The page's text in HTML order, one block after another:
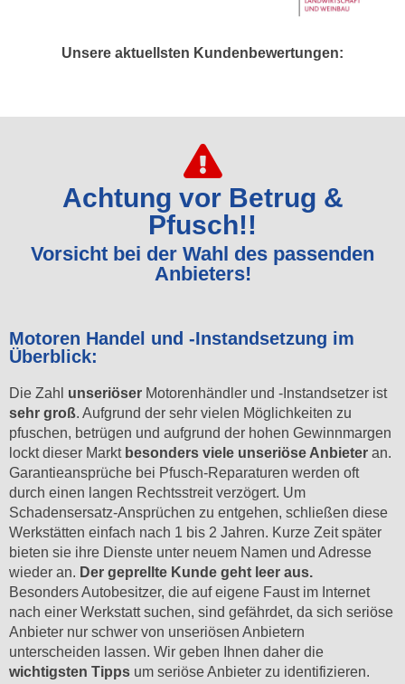
Unsere aktuellsten Kundenbewertungen:
Achtung vor Betrug &
Pfusch!!
Vorsicht bei der Wahl des passenden
Anbieters!
Motoren Handel und -Instandsetzung im
Überblick:
Die Zahl unseriöser Motorenhändler und -Instandsetzer ist
sehr groß. Aufgrund der sehr vielen Möglichkeiten zu
pfuschen, betrügen und aufgrund der hohen Gewinnmargen
lockt dieser Markt besonders viele unseriöse Anbieter an.
Garantieansprüche bei Pfusch-Reparaturen werden oft
durch einen langen Rechtsstreit verzögert. Um
Schadensersatz-Ansprüchen zu entgehen, schließen diese
Werkstätten einfach nach 1 bis 2 Jahren. Kurze Zeit später
bieten sie ihre Dienste unter neuem Namen und Adresse
wieder an. Der geprellte Kunde geht leer aus.
Besonders Autobesitzer, die auf eigene Faust im Internet
nach einer Werkstatt suchen, sind gefährdet, da sich seriöse
Anbieter nur schwer von unseriösen Anbietern
unterscheiden lassen. Wir geben Ihnen daher die
wichtigsten Tipps um seriöse Anbieter zu identifizieren.